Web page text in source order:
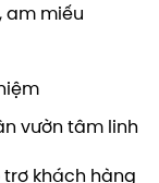
am miếu
vườn tâm linh
trợ khách hàng